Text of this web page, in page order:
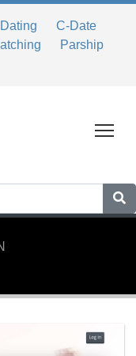
C-Date
Parship